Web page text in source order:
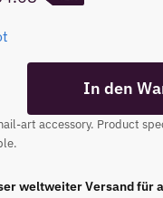
$4.68.
In den
art accessory. Product
weltweiter Versand für